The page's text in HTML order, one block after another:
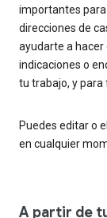
importantes
direcciones de
ayudarte a
indicaciones o
tu trabajo, y para
Puedes editar o
en cualquier
A partir de